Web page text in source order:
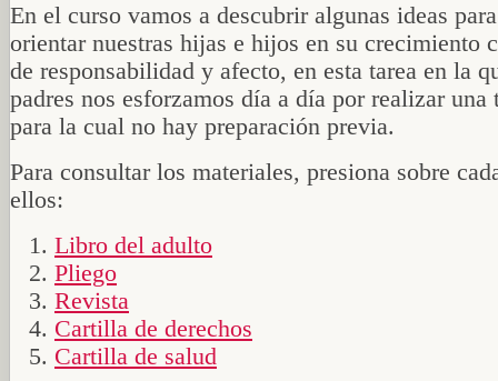
En el curso vamos a descubrir algunas ideas
orientar nuestras hijas e hijos en su crecimiento
de responsabilidad y afecto, en esta tarea en la
padres nos esforzamos día a día por realizar una
para la cual no hay preparación previa.
Para consultar los materiales, presiona sobre
ellos:
Libro del adulto
Pliego
Revista
Cartilla de derechos
Cartilla de salud